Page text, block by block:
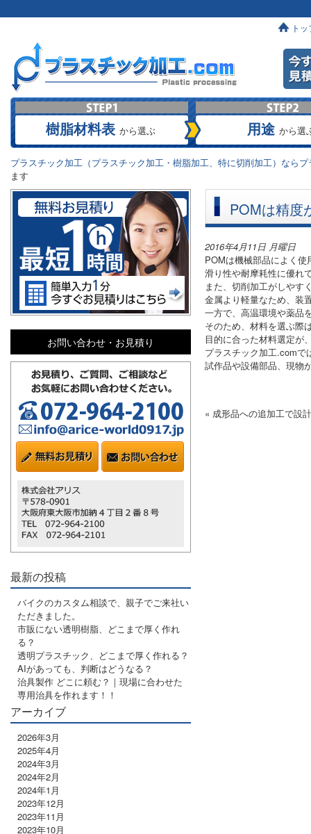
トッ
樹脂材料表 から選ぶ 用途 から選
プラスチック加工（プラスチック加工・樹脂加工、特に切削加工）なら
ます
POMは精度
2016年4月11日 月曜日
POMは機械部品によく
滑り性や耐摩耗性に優れ
また、切削加工がしやす
金属より軽量なため、装
一方で、高温環境や薬品
そのため、材料を選ぶ際
目的に合った材料選定が
プラスチック加工.comで
試作品や設備部品、現物
« 成形品への追加工で設
お問い合わせ・お見積り
最新の投稿
バイクのカスタム相談で、親子でご来社い
ただきました。
市販にない透明樹脂、どこまで厚く作れ
る？
透明プラスチック、どこまで厚く作れる？
AIがあっても、判断はどうなる？
治具製作 どこに頼む？｜現場に合わせた
専用治具を作れます！！
アーカイブ
2026年3月
2025年4月
2024年3月
2024年2月
2024年1月
2023年12月
2023年11月
2023年10月